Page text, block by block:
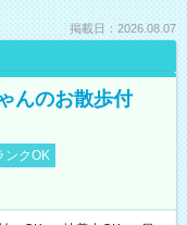
掲載日：2026.08.07
んのお散歩付
ンクOK